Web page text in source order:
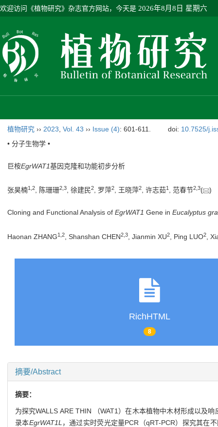
欢迎访问《植物研究》杂志官方网站，今天是 2026年8月8日 星期六
植物研究 ›› 2023 Vol. 43 ›› Issue (4): 601-611. doi: 10.7525/
• 分子生物学 •
巨桉EgrWAT1基因克隆和功能初步分析
张昊楠1 2, 陈珊珊2 3, 徐建民2, 罗萍2, 王晓萍2, 许志茹1 , 范春节2 3(
Cloning and Functional Analysis of EgrWAT1 Gene in Eucalyptus
Haonan ZHANG1 2 , Shanshan CHEN2 3 , Jianmin XU2 , Ping LUO2 ,
RichHTML
8
摘要/Abstract
摘要：
为探究WALLS ARE THIN （WAT1）在木本植物中木材形成以及
录本EgrWAT1L ，通过实时荧光定量PCR（qRT-PCR）探究其在